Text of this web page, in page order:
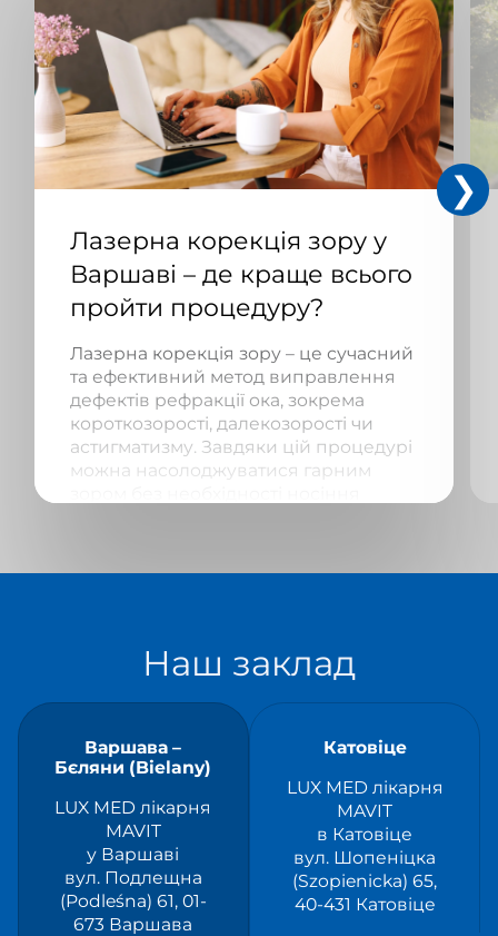
Лазерна корекція зору у
Варшаві – де краще всього
пройти процедуру?
Лазерна корекція зору – це сучасний
та ефективний метод виправлення
дефектів рефракції ока, зокрема
короткозорості, далекозорості чи
астигматизму. Завдяки цій процедурі
можна насолоджуватися гарним
Наш заклад
Варшава –
Бєляни (Bielany)
LUX MED лікарня
MAVIT
у Варшаві
вул. Подлещна
(Podleśna) 61, 01-
673 Варшава
Катовіце
LUX MED лікарня
MAVIT
в Катовіце
вул. Шопеніцка
(Szopienicka) 65,
40-431 Катовіце